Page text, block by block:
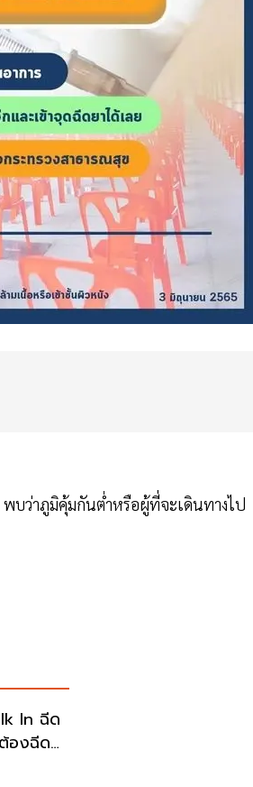
บว่าภูมิคุ้มกันต่ำหรือผู้ที่จะเดินทางไป
In ฉีด
องฉีด